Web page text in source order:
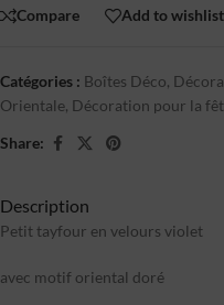
Compare Add to wishlist
Catégories : Boîtes Déco,
Orientale, Décoration pour la
Share:
Description
Petit tayfour en velours violet
avec motif oriental doré